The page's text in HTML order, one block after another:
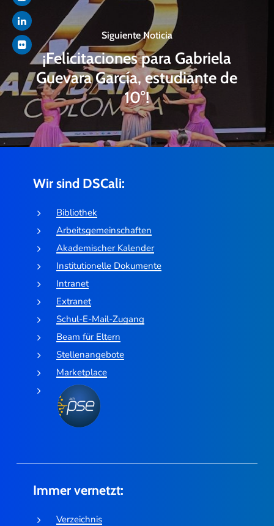
Siguiente Noticia
¡Felicitaciones para Gabriela
Guevara García, estudiante de
10°!
Wir sind DSCali:
Bibliothek
Arbeitsgemeinschaften
Akademischer Kalender
Institutionelle Dokumente
Intranet
Extranet
Schul-E-Mail-Zugang
Beam für Eltern
Stellenangebote
Marketplace
Immer vernetzt:
Verzeichnis